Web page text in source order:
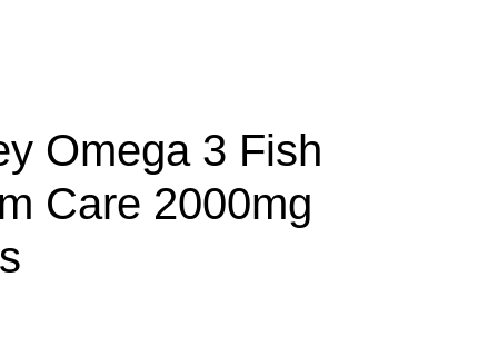
Omega 3 Fish
Care 2000mg